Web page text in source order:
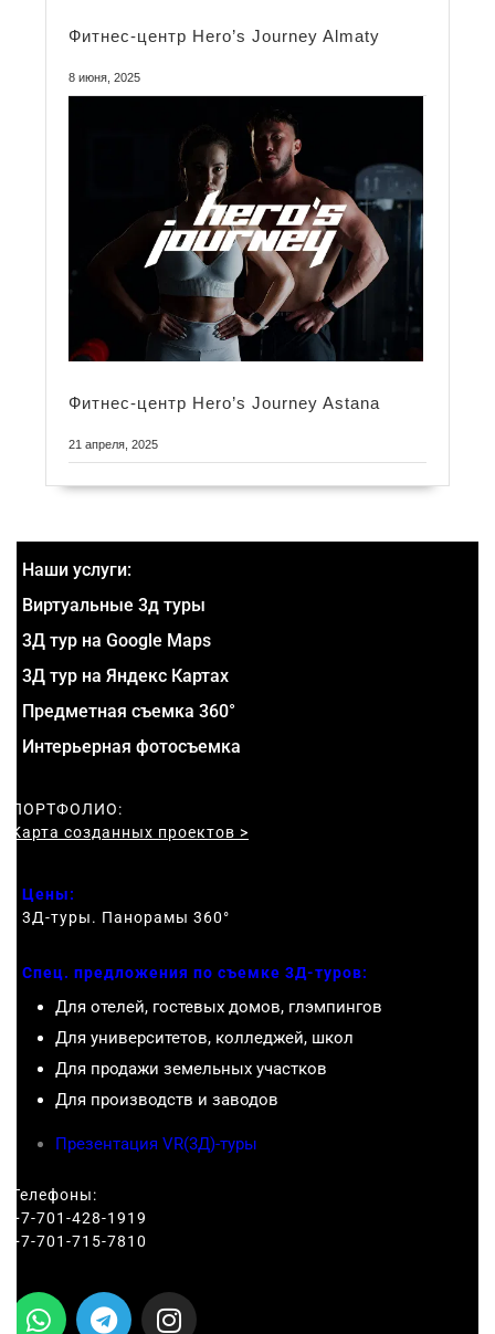
Фитнес-центр Hero’s Journey Almaty
8 июня, 2025
Фитнес-центр Hero’s Journey Astana
21 апреля, 2025
Наши услуги:
Виртуальные 3д туры
3Д тур на Google Maps
3Д тур на Яндекс Картах
Предметная съемка 360°
Интерьерная фотосъемка
ПОРТФОЛИО:
Карта созданных проектов >
Цены:
3Д-туры. Панорамы 360°
Спец. предложения по съемке 3Д-туров:
Для отелей, гостевых домов, глэмпингов
Для университетов, колледжей, школ
Для продажи земельных участков
Для производств и заводов
Презентация VR(3Д)-туры
Телефоны:
+7-701-428-1919
+7-701-715-7810